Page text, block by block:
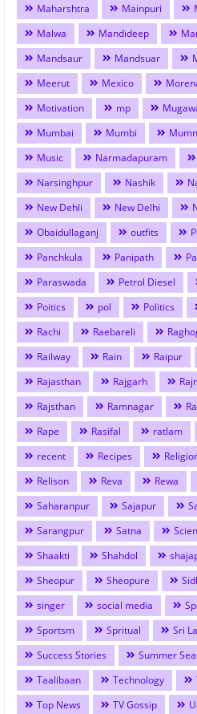
Maharshtra
Mainpuri
Malwa
Mandideep
Mandsaur
Mandsuar
Meerut
Mexico
Motivation
mp
Mumbai
Mumbi
Music
Narmadapuram
Narsinghpur
Nashik
New Dehli
New Delhi
Obaidullaganj
outfits
Panchkula
Panipath
Paraswada
Petrol Diesel
Poitics
pol Politics
Rachi
Raebareli
Railway
Rain Raipur
Rajasthan
Rajgarh
Rajsthan
Ramnagar
Rape
Rasifal ratlam
recent
Recipes
Relison
Reva Rewa
Saharanpur
Sajapur
Sarangpur
Satna
Shaakti
Shahdol
Sheopur
Sheopure
singer
social media
Sportsm
Spritual Sri
Success Stories
Summer
Taalibaan
Technology
Top News
TV Gossip